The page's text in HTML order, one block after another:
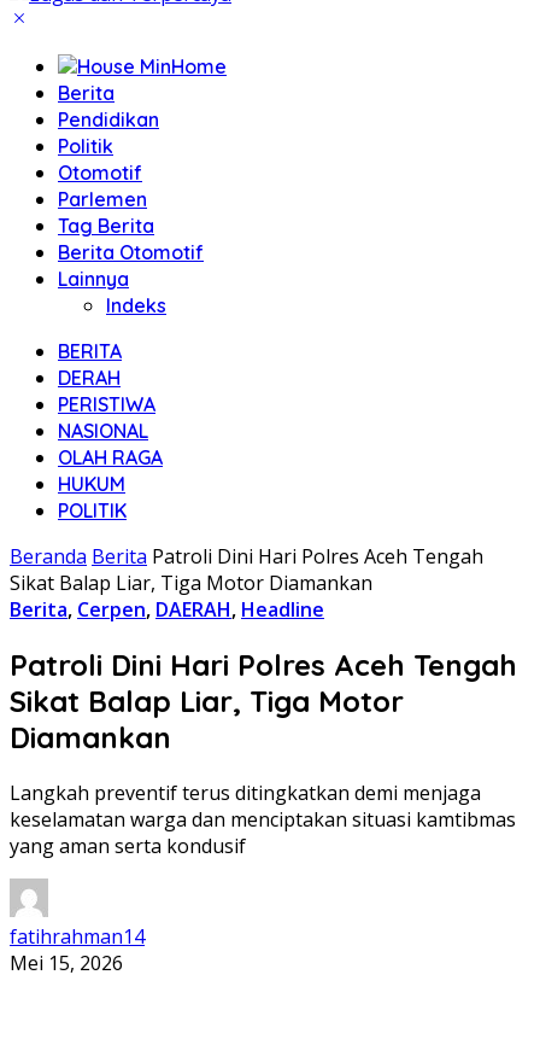
Home
Berita
Pendidikan
Politik
Otomotif
Parlemen
Tag Berita
Berita Otomotif
Lainnya
Indeks
BERITA
DERAH
PERISTIWA
NASIONAL
OLAH RAGA
HUKUM
POLITIK
Beranda Berita Patroli Dini Hari Polres Aceh Tengah
Sikat Balap Liar, Tiga Motor Diamankan
Berita, Cerpen, DAERAH, Headline
Patroli Dini Hari Polres Aceh Tengah
Sikat Balap Liar, Tiga Motor
Diamankan
Langkah preventif terus ditingkatkan demi menjaga
keselamatan warga dan menciptakan situasi kamtibmas
yang aman serta kondusif
fatihrahman14
Mei 15, 2026